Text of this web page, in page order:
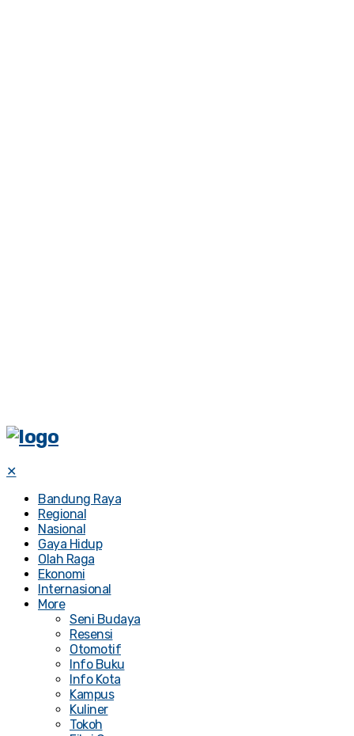
✕
Bandung Raya
Regional
Nasional
Gaya Hidup
Olah Raga
Ekonomi
Internasional
More
Seni Budaya
Resensi
Otomotif
Info Buku
Info Kota
Kampus
Kuliner
Tokoh